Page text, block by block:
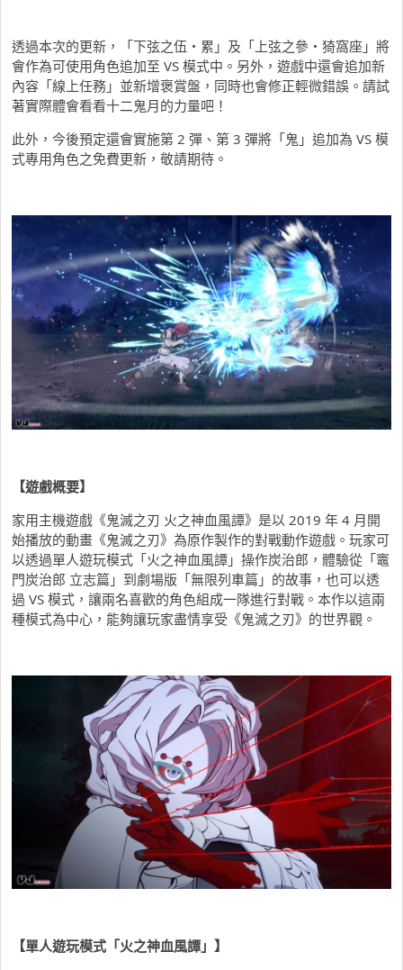
透過本次的更新，「下弦之伍・累」及「上弦之參・猗窩座」將
會作為可使用角色追加至 VS 模式中。另外，遊戲中還會追加新
內容「線上任務」並新增褒賞盤，同時也會修正輕微錯誤。請試
著實際體會看看十二鬼月的力量吧！
此外，今後預定還會實施第 2 彈、第 3 彈將「鬼」追加為 VS 模
式專用角色之免費更新，敬請期待。
【遊戲概要】
家用主機遊戲《鬼滅之刃 火之神血風譚》是以 2019 年 4 月開
始播放的動畫《鬼滅之刃》為原作製作的對戰動作遊戲。玩家可
以透過單人遊玩模式「火之神血風譚」操作炭治郎，體驗從「竈
門炭治郎 立志篇」到劇場版「無限列車篇」的故事，也可以透
過 VS 模式，讓兩名喜歡的角色組成一隊進行對戰。本作以這兩
種模式為中心，能夠讓玩家盡情享受《鬼滅之刃》的世界觀。
【單人遊玩模式「火之神血風譚」】